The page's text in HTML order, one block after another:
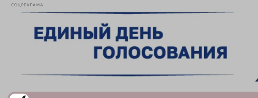
СОЦРЕКЛАМА